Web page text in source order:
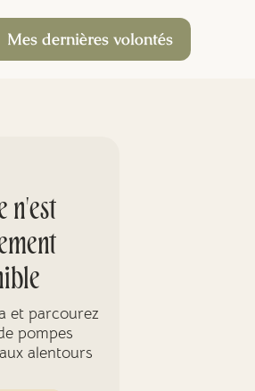
Mes dernières volontés
n'est
et parcourez
pompes
alentours